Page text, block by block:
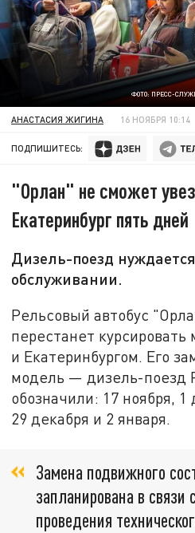
ФОТО: ПРЕСС-
АНАСТАСИЯ ЖИГИНА 16 НОЯБРЯ 10:14
ПОДПИШИТЕСЬ:
"Орлан" не сможет
Екатеринбург пять дней
Дизель-поезд
обслуживании.
Рельсовый автобус
перестанет
и Екатеринбургом. Его
модель — дизель-поезд
обозначили: 17 ноября, 1
29 декабря и 2 января.
Замена подвижного
запланирована в связи
проведения